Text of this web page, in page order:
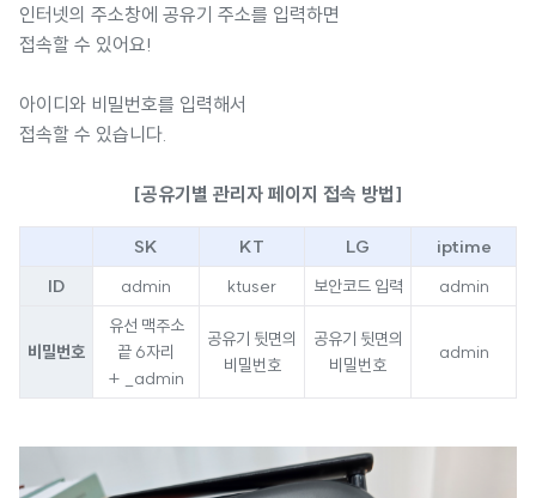
인터넷의 주소창에 공유기 주소를 입력하면
접속할 수 있어요!
아이디와 비밀번호를 입력해서
접속할 수 있습니다.
[공유기별 관리자 페이지 접속 방법]
SK KT LG
iptime
ID
admin ktuser 보안코드 입력 admin
비밀번호
유선 맥주소
끝 6자리
+ _admin
공유기 뒷면의
비밀번호
공유기 뒷면의
비밀번호
admin